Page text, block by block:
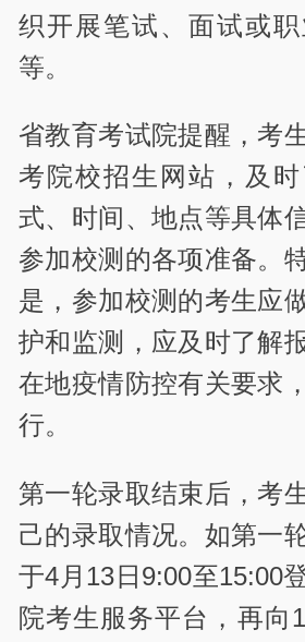
织开展笔试、面试或
等。
省教育考试院提醒，考
考院校招生网站，及
式、时间、地点等具体
参加校测的各项准备。
是，参加校测的考生应
护和监测，应及时了解
在地疫情防控有关要求
行。
第一轮录取结束后，考
己的录取情况。如第一
于4月13日9:00至15:00
院考生服务平台，再向